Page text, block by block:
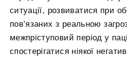
ситуації, розвиватися при
пов’язаних з реальною
межпріступовий період у
спостерігатися ніякої